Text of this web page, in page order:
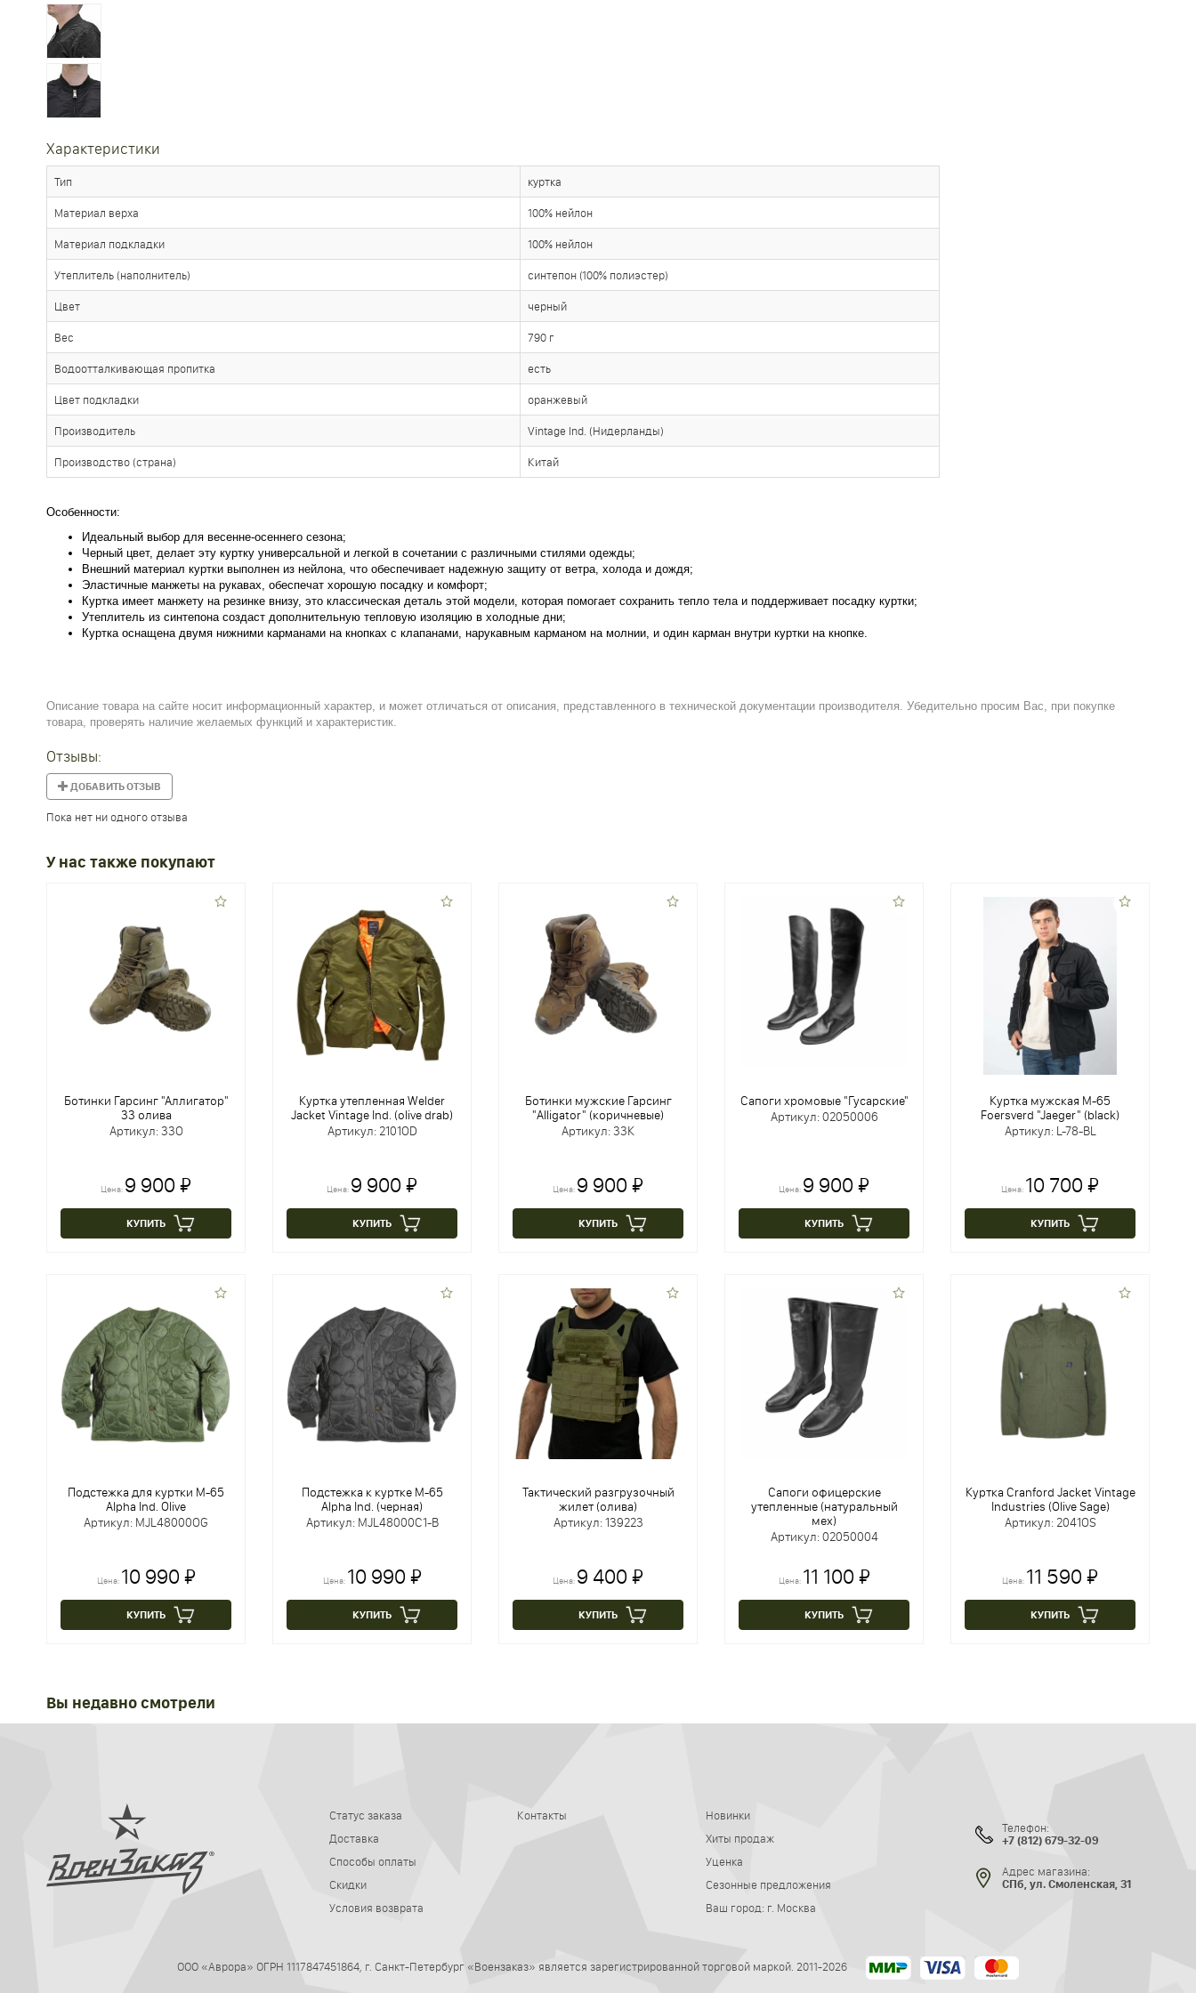
Характеристики
Тип куртка
Материал верха 100% нейлон
Материал подкладки 100% нейлон
Утеплитель (наполнитель) синтепон (100% полиэстер)
Цвет черный
Вес 790 г
Водоотталкивающая пропитка есть
Цвет подкладки оранжевый
Производитель Vintage Ind. (Нидерланды)
Производство (страна) Китай
Особенности:
Идеальный выбор для весенне-осеннего сезона;
Черный цвет, делает эту куртку универсальной и легкой в сочетании с различными стилями одежды;
Внешний материал куртки выполнен из нейлона, что обеспечивает надежную защиту от ветра, холода и дождя;
Эластичные манжеты на рукавах, обеспечат хорошую посадку и комфорт;
Куртка имеет манжету на резинке внизу, это классическая деталь этой модели, которая помогает сохранить тепло тела и поддерживает посадку куртки;
Утеплитель из синтепона создаст дополнительную тепловую изоляцию в холодные дни;
Куртка оснащена двумя нижними карманами на кнопках с клапанами, нарукавным карманом на молнии, и один карман внутри куртки на кнопке.
Описание товара на сайте носит информационный характер, и может отличаться от описания, представленного в технической документации производителя. Убедительно просим Вас, при покупке
товара, проверять наличие желаемых функций и характеристик.
Отзывы:
ДОБАВИТЬ ОТЗЫВ
Пока нет ни одного отзыва
У нас также покупают
Ботинки Гарсинг "Аллигатор"
33 олива
Артикул: 33O
Цена: 9 900 ₽
КУПИТЬ
Куртка утепленная Welder
Jacket Vintage Ind. (olive drab)
Артикул: 2101OD
Цена: 9 900 ₽
КУПИТЬ
Ботинки мужские Гарсинг
"Alligator" (коричневые)
Артикул: 33К
Цена: 9 900 ₽
КУПИТЬ
Сапоги хромовые "Гусарские"
Артикул: 02050006
Цена: 9 900 ₽
КУПИТЬ
Куртка мужская M-65
Foersverd "Jaeger" (black)
Артикул: L-78-BL
Цена: 10 700 ₽
КУПИТЬ
Подстежка для куртки M-65
Alpha Ind. Olive
Артикул: MJL48000OG
Цена: 10 990 ₽
КУПИТЬ
Подстежка к куртке M-65
Alpha Ind. (черная)
Артикул: MJL48000C1-B
Цена: 10 990 ₽
КУПИТЬ
Тактический разгрузочный
жилет (олива)
Артикул: 139223
Цена: 9 400 ₽
КУПИТЬ
Сапоги офицерские
утепленные (натуральный
мех)
Артикул: 02050004
Цена: 11 100 ₽
КУПИТЬ
Куртка Cranford Jacket Vintage
Industries (Olive Sage)
Артикул: 2041OS
Цена: 11 590 ₽
КУПИТЬ
Вы недавно смотрели
Телефон:
+7 (812) 679-32-09
Адрес магазина:
СПб, ул. Смоленская, 31
Статус заказа
Доставка
Способы оплаты
Скидки
Условия возврата
Контакты
Новинки
Хиты продаж
Уценка
Сезонные предложения
Ваш город: г. Москва
ООО «Аврора» ОГРН 1117847451864, г. Санкт-Петербург «Воензаказ» является зарегистрированной торговой маркой. 2011-2026